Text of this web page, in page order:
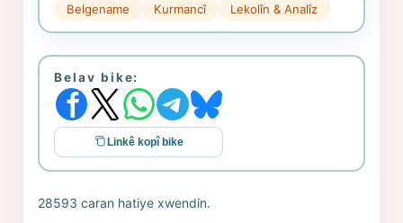
Belgename
Kurmancî Lekolîn & Analîz
Belav bike:
Linkê kopî bike
28593 caran hatiye xwendin.